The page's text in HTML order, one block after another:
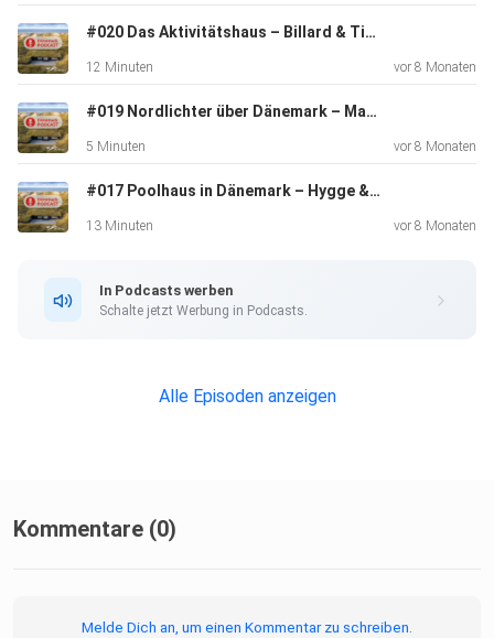
in Dänemark entspannt, abwechslungsreich und voller
gemeinsamer
podcast20. Infos und Teilnahmebedingungen unter
www.dk-ferien.de/podcast.html
#020 Das Aktivitätshaus – Billard & Tischtennis | Spaß im Ferienhaus | Urlaub für Gruppen
12 Minuten vor 8 Monaten
#019 Nordlichter über Dänemark – Magische Nächte | Beste Zeit & Foto-Tipps
5 Minuten vor 8 Monaten
#017 Poolhaus in Dänemark – Hygge & Badespaß | Urlaub mit Freunden & Familie ️
13 Minuten vor 8 Monaten
In Podcasts werben
Schalte jetzt Werbung in Podcasts.
Alle Episoden anzeigen
Kommentare (0)
Melde Dich an, um einen Kommentar zu schreiben.